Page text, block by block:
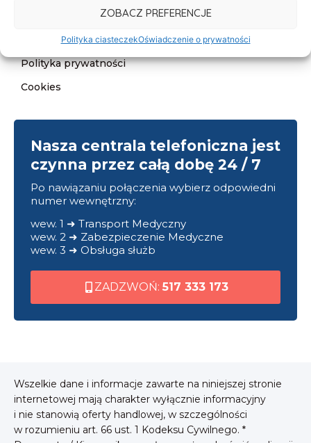
ZOBACZ PREFERENCJE
Polityka ciasteczekOświadczenie o prywatności
Deklaracja dostępności
Klauzula informacyjna
Polityka prywatności
Cookies
Nasza centrala telefoniczna jest
czynna przez całą dobę 24 / 7
Po nawiązaniu połączenia wybierz odpowiedni
numer wewnętrzny:
wew. 1 ➜ Transport Medyczny
wew. 2 ➜ Zabezpieczenie Medyczne
wew. 3 ➜ Obsługa służb
ZADZWOŃ: 517 333 173
Wszelkie dane i informacje zawarte na niniejszej stronie
internetowej mają charakter wyłącznie informacyjny
i nie stanowią oferty handlowej, w szczególności
w rozumieniu art. 66 ust. 1 Kodeksu Cywilnego. *